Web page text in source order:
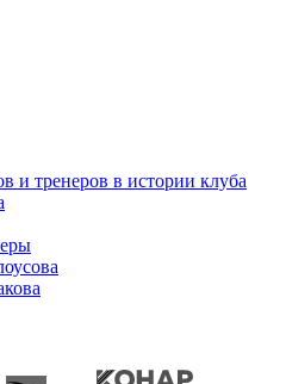
и тренеров в истории клуба